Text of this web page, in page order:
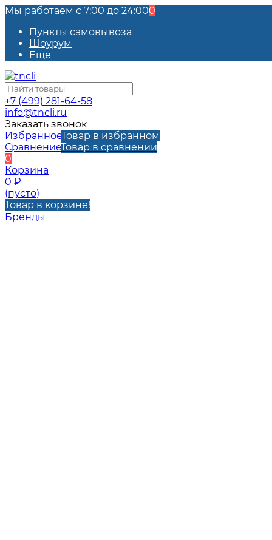
Мы работаем с 7:00 до 24:000
Пункты самовывоза
Шоурум
Еще
+7 (499) 281-64-58
info@tncli.ru
Заказать звонок
ИзбранноеТовар в избранном
СравнениеТовар в сравнении
0
Корзина
0 ₽
(пусто)
Товар в корзине!
Бренды